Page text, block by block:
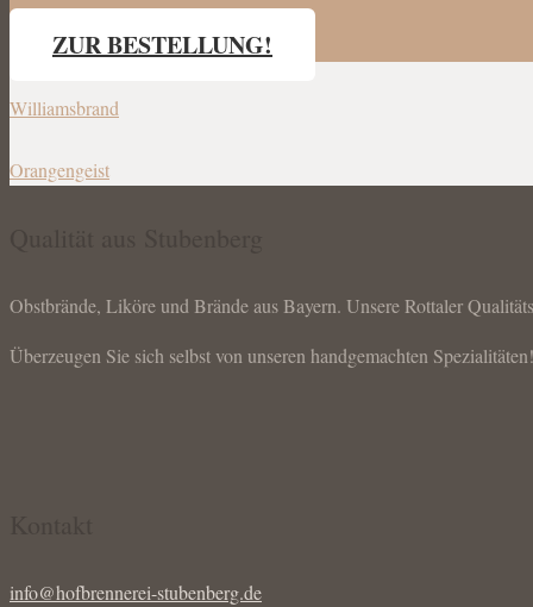
ZUR BESTELLUNG!
Williamsbrand
Orangengeist
Obstbrände, Liköre und Brände aus Bayern. Unsere Rottaler
Überzeugen Sie sich selbst von unseren handgemachten Spezialitäten!
info@hofbrennerei-stubenberg.de